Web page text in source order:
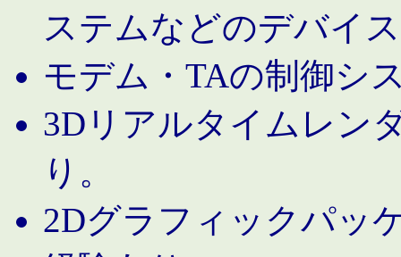
ステムなどのデバイ
モデム・TAの制御シ
3Dリアルタイムレン
り。
2Dグラフィックパッ